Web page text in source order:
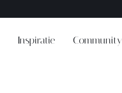
Inspiratie Community